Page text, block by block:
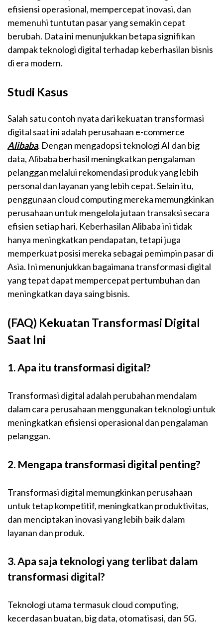
efisiensi operasional, mempercepat inovasi, dan
memenuhi tuntutan pasar yang semakin cepat
berubah. Data ini menunjukkan betapa signifikan
dampak teknologi digital terhadap keberhasilan bisnis
di era modern.
Studi Kasus
Salah satu contoh nyata dari kekuatan transformasi
digital saat ini adalah perusahaan e-commerce
Alibaba. Dengan mengadopsi teknologi AI dan big
data, Alibaba berhasil meningkatkan pengalaman
pelanggan melalui rekomendasi produk yang lebih
personal dan layanan yang lebih cepat. Selain itu,
penggunaan cloud computing mereka memungkinkan
perusahaan untuk mengelola jutaan transaksi secara
efisien setiap hari. Keberhasilan Alibaba ini tidak
hanya meningkatkan pendapatan, tetapi juga
memperkuat posisi mereka sebagai pemimpin pasar di
Asia. Ini menunjukkan bagaimana transformasi digital
yang tepat dapat mempercepat pertumbuhan dan
meningkatkan daya saing bisnis.
(FAQ) Kekuatan Transformasi Digital
Saat Ini
1. Apa itu transformasi digital?
Transformasi digital adalah perubahan mendalam
dalam cara perusahaan menggunakan teknologi untuk
meningkatkan efisiensi operasional dan pengalaman
pelanggan.
2. Mengapa transformasi digital penting?
Transformasi digital memungkinkan perusahaan
untuk tetap kompetitif, meningkatkan produktivitas,
dan menciptakan inovasi yang lebih baik dalam
layanan dan produk.
3. Apa saja teknologi yang terlibat dalam
transformasi digital?
Teknologi utama termasuk cloud computing,
kecerdasan buatan, big data, otomatisasi, dan 5G.